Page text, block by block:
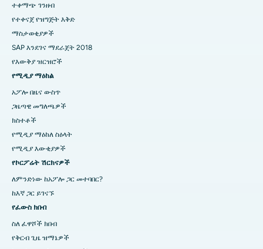
ተቀማጭ ገንዘብ
የተቀናጀ የዝግጅት እቅድ
ማስታወቂያዎች
SAP እንደገና ማደራጀት 2018
የእውቅያ ዝርዝሮች
የሚዲያ ማዕከል
አፖሎ በዜና ውስጥ
ጋዜጣዊ መግለጫዎች
ክስተቶች
የሚዲያ ማዕከለ ስዕላት
የሚዲያ እውቂያዎች
የኮርፖሬት ሽርክናዎች
ለምንድነው ከአፖሎ ጋር መተባበር?
ከእኛ ጋር ይገናኙ
የፈውስ ክበብ
ስለ ፈዋሾች ክበብ
የቅርብ ጊዜ ዝማኔዎች